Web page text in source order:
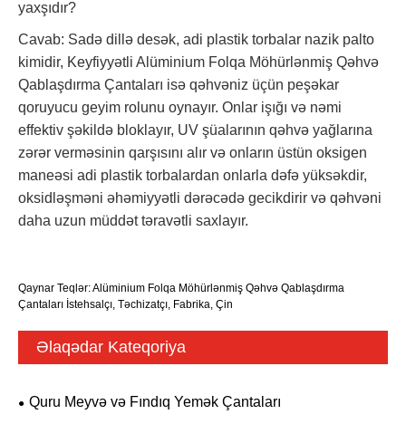
yaxşıdır?
Cavab: Sadə dillə desək, adi plastik torbalar nazik palto
kimidir, Keyfiyyətli Alüminium Folqa Möhürlənmiş Qəhvə
Qablaşdırma Çantaları isə qəhvəniz üçün peşəkar
qoruyucu geyim rolunu oynayır. Onlar işığı və nəmi
effektiv şəkildə bloklayır, UV şüalarının qəhvə yağlarına
zərər verməsinin qarşısını alır və onların üstün oksigen
maneəsi adi plastik torbalardan onlarla dəfə yüksəkdir,
oksidləşməni əhəmiyyətli dərəcədə gecikdirir və qəhvəni
daha uzun müddət təravətli saxlayır.
Qaynar Teqlər: Alüminium Folqa Möhürlənmiş Qəhvə Qablaşdırma
Çantaları İstehsalçı, Təchizatçı, Fabrika, Çin
Əlaqədar Kateqoriya
Quru Meyvə və Fındıq Yemək Çantaları